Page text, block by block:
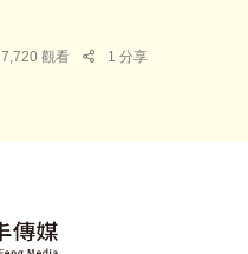
7,720 觀看 1 分享